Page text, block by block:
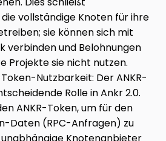
vollständige Knoten für ihre
sie können sich mit
verbinden und Belohnungen
Projekte sie nicht nutzen.
Nutzbarkeit: Der ANKR-
Rolle in Ankr 2.0.
ANKR-Token, um für den
Daten (RPC-Anfragen) zu